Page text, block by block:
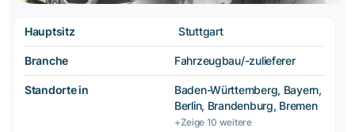
Hauptsitz Stuttgart
Branche Fahrzeugbau/-zulieferer
Standorte in
Baden-Württemberg, Bayern,
Berlin, Brandenburg, Bremen
+Zeige 10 weitere